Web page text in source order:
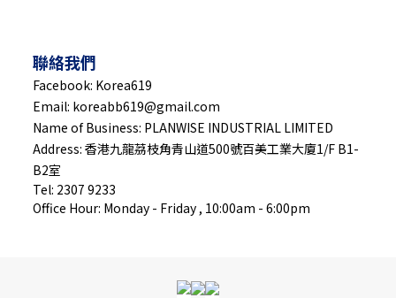
聯絡我們
Facebook: Korea619
Email: koreabb619@gmail.com
Name of Business: PLANWISE INDUSTRIAL LIMITED
Address: 香港九龍茘枝角青山道500號百美工業大廈1/F B1-
B2室
Tel: 2307 9233
Office Hour: Monday - Friday , 10:00am - 6:00pm